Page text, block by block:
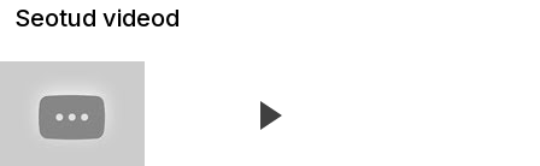
Seotud videod